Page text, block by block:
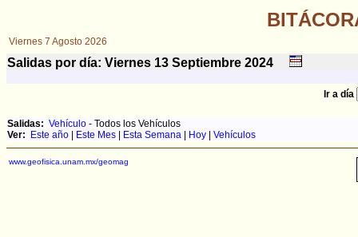
Viernes 7 Agosto 2026
Salidas por día: Viernes 13 Septiembre 2024
Ir a día
Salidas: Vehículo - Todos los Vehículos
Ver:
Este año Este Mes Esta Semana Hoy Vehículos
www.geofisica.unam.mx/geomag